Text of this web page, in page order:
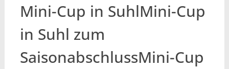
Mini-Cup in SuhlMini-Cup
in Suhl zum
SaisonabschlussMini-Cup